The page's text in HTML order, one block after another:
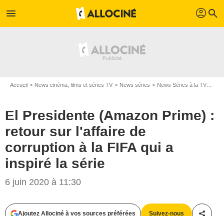
menu profil search
Accueil News cinéma, films et séries TV News séries News Séries à la TV
El Presidente (Amazon Prime) :
retour sur l'affaire de
corruption à la FIFA qui a
inspiré la série
6 juin 2020 à 11:30
Ajoutez Allociné à vos sources préférées Suivez-nous